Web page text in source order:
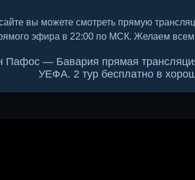
вы можете смотреть прямую
эфира в 22:00 по МСК. Желаем всем
Пафос — Бавария прямая
УЕФА. 2 тур бесплатно в